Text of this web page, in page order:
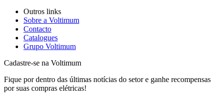
Outros links
Sobre a Voltimum
Contacto
Catalogues
Grupo Voltimum
Cadastre-se na Voltimum
Fique por dentro das últimas notícias do setor e ganhe recompensas
por suas compras elétricas!